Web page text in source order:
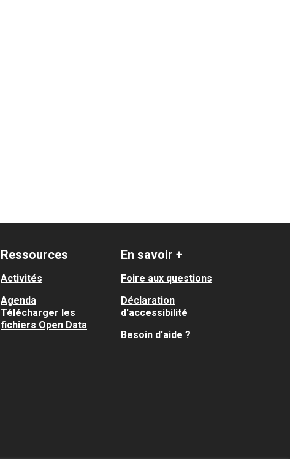
Ressources
Activités
Agenda
Télécharger les
fichiers Open Data
En savoir +
Foire aux questions
Déclaration
d'accessibilité
Besoin d'aide ?